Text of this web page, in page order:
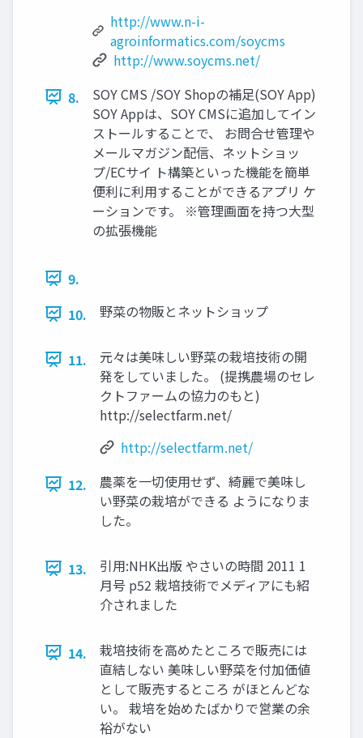
http://www.n-i-
agroinformatics.com/soycms
http://www.soycms.net/
8.
SOY CMS /SOY Shopの補足(SOY App)
SOY Appは、SOY CMSに追加してイン
ストールすることで、 お問合せ管理や
メールマガジン配信、ネットショッ
プ/ECサイ ト構築といった機能を簡単
便利に利用することができるアプリ ケ
ーションです。 ※管理画面を持つ大型
の拡張機能
9.
10.
野菜の物販とネットショップ
11.
元々は美味しい野菜の栽培技術の開
発をしていました。 (提携農場のセレ
クトファームの協力のもと)
http://selectfarm.net/
http://selectfarm.net/
12.
農薬を一切使用せず、綺麗で美味し
い野菜の栽培ができる ようになりま
した。
13.
引用:NHK出版 やさいの時間 2011 1
月号 p52 栽培技術でメディアにも紹
介されました
14.
栽培技術を高めたところで販売には
直結しない 美味しい野菜を付加価値
として販売するところ がほとんどな
い。 栽培を始めたばかりで営業の余
裕がない